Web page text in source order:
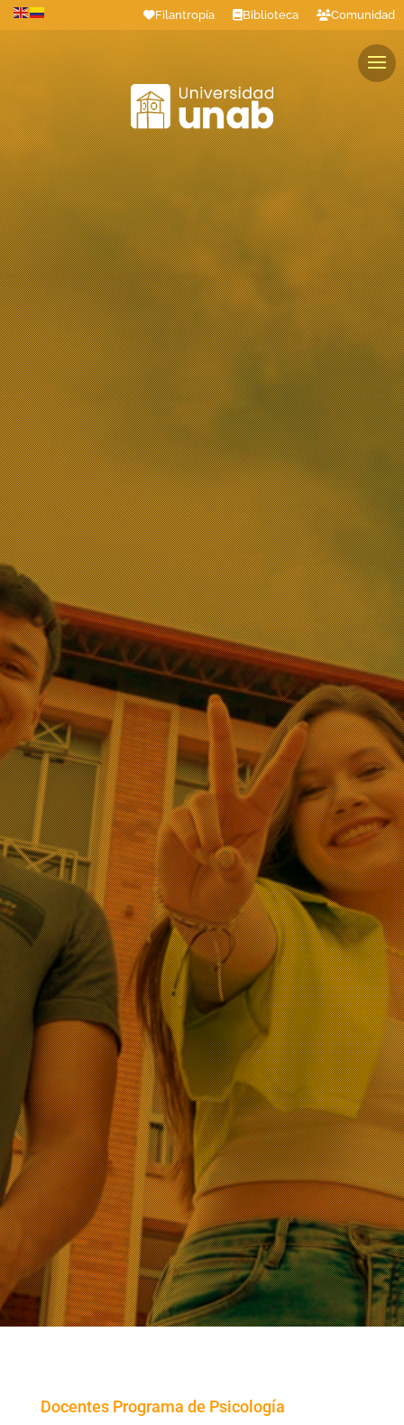
Filantropía Biblioteca Comunidad
Estudiantes Profesores Colaboradores Graduados
Docentes Programa de Psicología